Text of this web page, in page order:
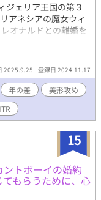
（感想など）
※
合があります。 ※タ
メントはご遠慮くださ
ジェリア王国の第３
アネシアの魔女ウィ
オナルドとの離婚を
覚、無防備で快楽に
一途に愛するレオナ
れ違いＢＬラブストー
攻め/王子と平民/ノ
玩具/アナルプラグ/ア
/淫語/中出し/言葉責
凌辱/暴力 ・R18に
せんようお願いしま
分にあるかと思いま
予定です。 《お知
でシリーズものを考
『王子妃セスから冒
ーたちが沢山出てき
幸いです。 ★シリー
2025.9.25 登録日 2024.11.17
年の差
美形攻め
15
トボーイの婚約
もらうために、心